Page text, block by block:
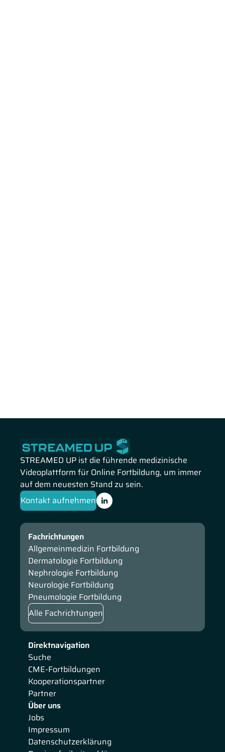
STREAMED UP ist die führende medizinische
Videoplattform für Online Fortbildung, um immer
auf dem neuesten Stand zu sein.
Kontakt aufnehmen
Direktnavigation
Suche
CME-Fortbildungen
Kooperationspartner
Partner
Über uns
Jobs
Impressum
Datenschutzerklärung
Fachrichtungen
Allgemeinmedizin Fortbildung
Dermatologie Fortbildung
Nephrologie Fortbildung
Neurologie Fortbildung
Pneumologie Fortbildung
Alle Fachrichtungen